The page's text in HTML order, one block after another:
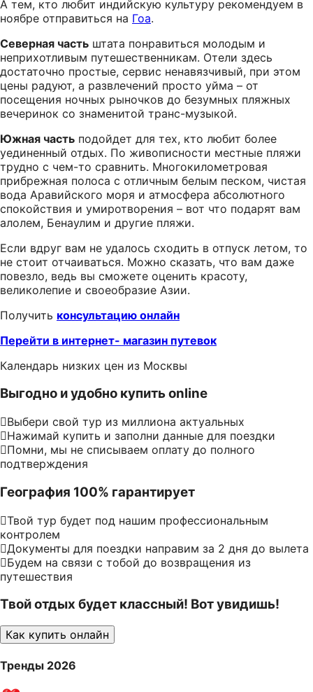
А тем, кто любит индийскую культуру рекомендуем в
ноябре отправиться на Гоа.
Северная часть штата понравиться молодым и
неприхотливым путешественникам. Отели здесь
достаточно простые, сервис ненавязчивый, при этом
цены радуют, а развлечений просто уйма – от
посещения ночных рыночков до безумных пляжных
вечеринок со знаменитой транс-музыкой.
Южная часть подойдет для тех, кто любит более
уединенный отдых. По живописности местные пляжи
трудно с чем-то сравнить. Многокилометровая
прибрежная полоса с отличным белым песком, чистая
вода Аравийского моря и атмосфера абсолютного
спокойствия и умиротворения – вот что подарят вам
алолем, Бенаулим и другие пляжи.
Если вдруг вам не удалось сходить в отпуск летом, то
не стоит отчаиваться. Можно сказать, что вам даже
повезло, ведь вы сможете оценить красоту,
великолепие и своеобразие Азии.
Получить консультацию онлайн
Перейти в интернет- магазин путевок
Календарь низких цен из Москвы
Выгодно и удобно купить online
Выбери свой тур из миллиона актуальных
Нажимай купить и заполни данные для поездки
Помни, мы не списываем оплату до полного
подтверждения
География 100% гарантирует
Твой тур будет под нашим профессиональным
контролем
Документы для поездки направим за 2 дня до вылета
Будем на связи с тобой до возвращения из
путешествия
Твой отдых будет классный! Вот увидишь!
Как купить онлайн
Тренды 2026